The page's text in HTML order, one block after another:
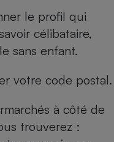
le profil qui
célibataire,
sans enfant.
votre code postal.
à côté de
trouverez :